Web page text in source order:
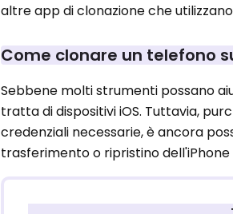
altre app di clonazione che
Come clonare un telefono
Sebbene molti strumenti possano
tratta di dispositivi iOS. Tuttavia,
credenziali necessarie, è ancora
trasferimento o ripristino